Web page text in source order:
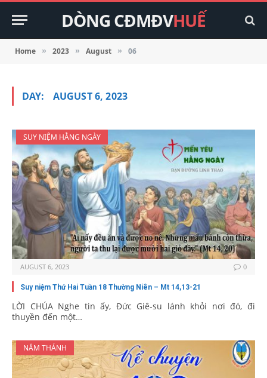
DÒNG CĐMĐVHUẾ
Home » 2023 » August » 06
DAY: AUGUST 6, 2023
SUY NIỆM HẰNG NGÀY
AUGUST 6, 2023 0
Suy niệm Thứ Hai Tuần 18 Thường Niên – Mt 14,13-21
LỜI CHÚA Nghe tin ấy, Đức Giê-su lánh khỏi nơi đó, đi
thuyền đến một…
NĂM THÁNH